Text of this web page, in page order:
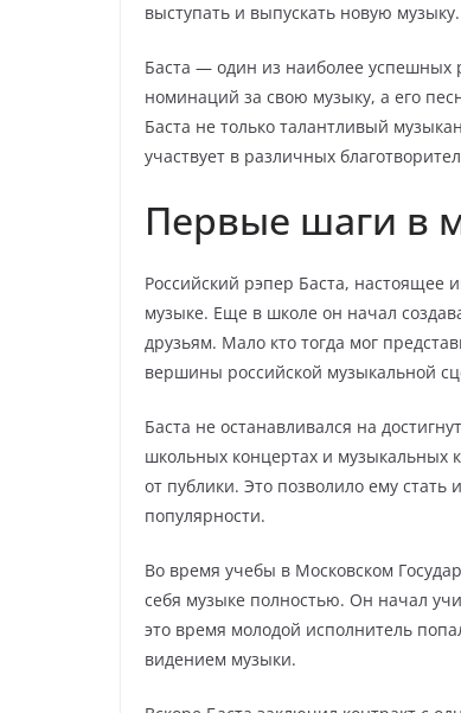
выступать и выпускать новую музыку.
Баста — один из наиболее успешных
номинаций за свою музыку, а его
Баста не только талантливый
участвует в различных
Первые шаги в
Российский рэпер Баста, настоящее
музыке. Еще в школе он начал
друзьям. Мало кто тогда мог
вершины российской музыкальной
Баста не останавливался на
школьных концертах и музыкальных
от публики. Это позволило ему
популярности.
Во время учебы в Московском
себя музыке полностью. Он начал
это время молодой исполнитель
видением музыки.